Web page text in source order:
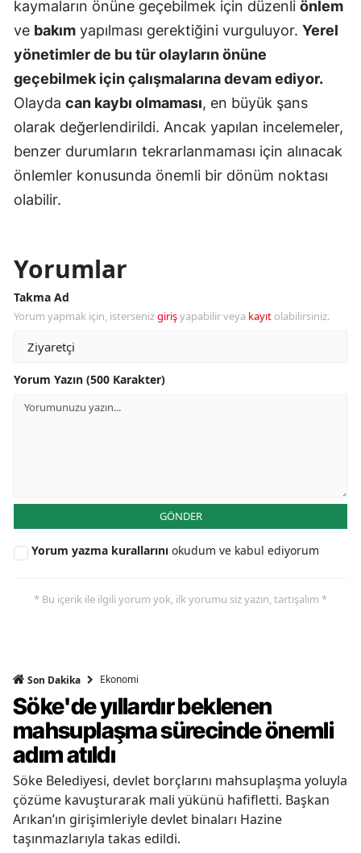
kaymaların önüne geçebilmek için düzenli önlem
ve bakım yapılması gerektiğini vurguluyor. Yerel
yönetimler de bu tür olayların önüne
geçebilmek için çalışmalarına devam ediyor.
Olayda can kaybı olmaması, en büyük şans
olarak değerlendirildi. Ancak yapılan incelemeler,
benzer durumların tekrarlanmaması için alınacak
önlemler konusunda önemli bir dönüm noktası
olabilir.
Yorumlar
Takma Ad
Yorum yapmak için, istersenizgirişyapabilir veya kayıt olabilirsiniz.
Yorum Yazın (500 Karakter)
GÖNDER
Yorum yazma kurallarını okudum ve kabul ediyorum
* Bu içerik ile ilgili yorum yok, ilk yorumu siz yazın, tartışalım *
Son Dakika Ekonomi
Söke'de yıllardır beklenen
mahsuplaşma sürecinde önemli
adım atıldı
Söke Belediyesi, devlet borçlarını mahsuplaşma yoluyla
çözüme kavuşturarak mali yükünü hafifletti. Başkan
Arıkan’ın girişimleriyle devlet binaları Hazine
taşınmazlarıyla takas edildi.